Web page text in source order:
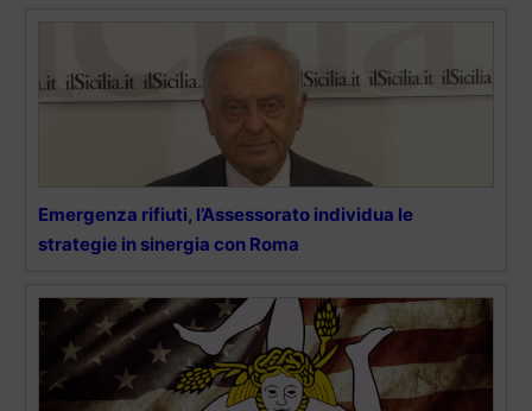
Emergenza rifiuti, l’Assessorato individua le
strategie in sinergia con Roma